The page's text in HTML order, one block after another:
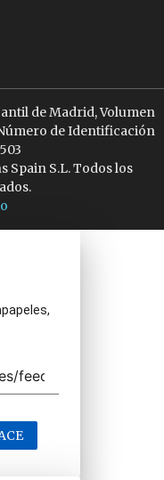
de Madrid, Volumen
de Identificación
Spain S.L. Todos los